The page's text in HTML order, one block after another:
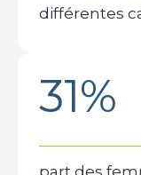
différentes
31%